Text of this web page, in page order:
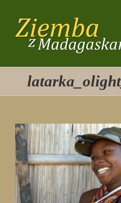
zawartości